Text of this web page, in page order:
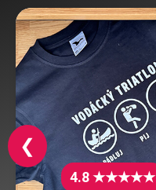
4.8 ★★★★★
❮